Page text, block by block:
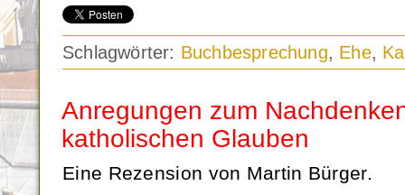
Schlagwörter: Buchbesprechung, Ehe,
Anregungen zum
katholischen Glauben
Eine Rezension von Martin Bürger.